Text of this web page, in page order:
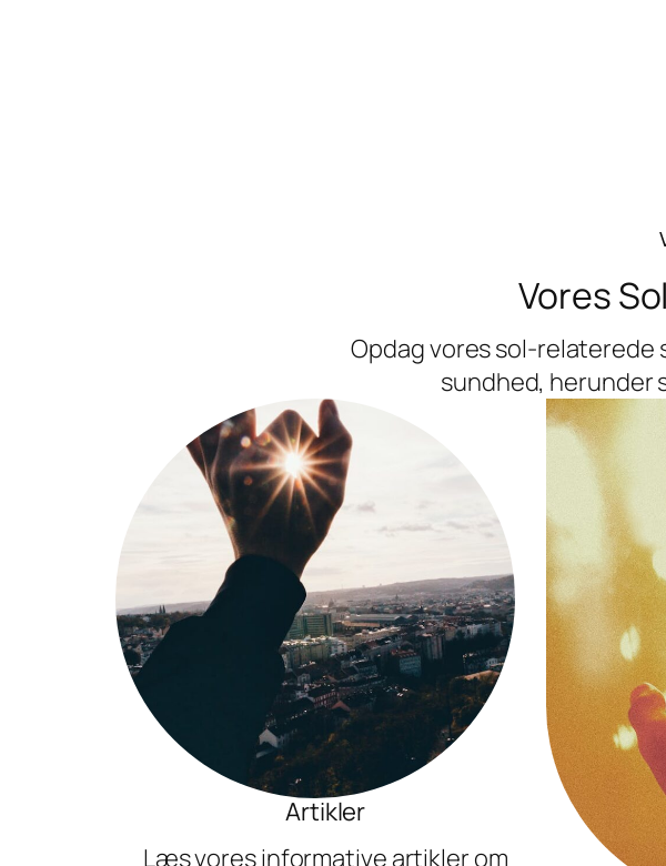
Vores
Opdag vores sol-relaterede
sundhed, herunder
Artikler
Læs vores informative artikler om